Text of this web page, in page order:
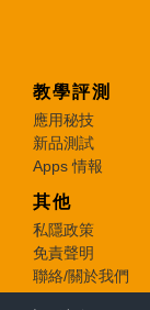
教學評測
應用秘技
新品測試
Apps 情報
其他
私隱政策
免責聲明
聯絡/關於我們